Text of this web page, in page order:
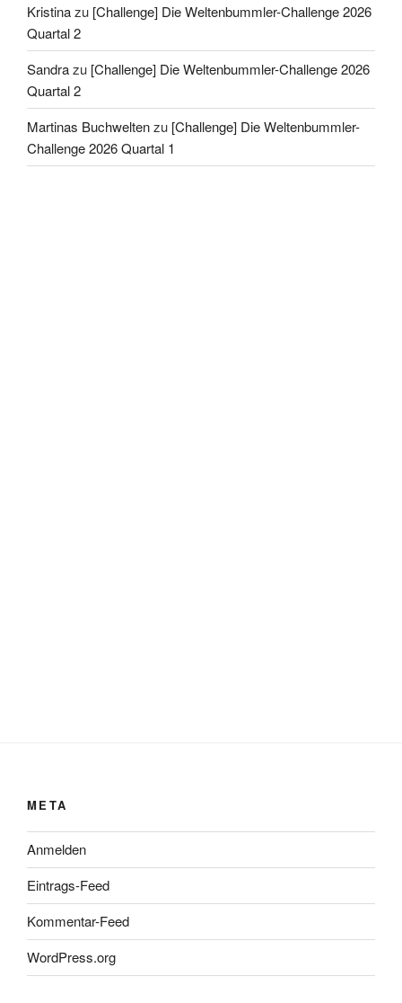
Kristinazu [Challenge] Die Weltenbummler-Challenge 2026
Quartal 2
Sandrazu [Challenge] Die Weltenbummler-Challenge 2026
Quartal 2
Martinas Buchweltenzu [Challenge] Die Weltenbummler-
Challenge 2026 Quartal 1
META
Anmelden
Eintrags-Feed
Kommentar-Feed
WordPress.org